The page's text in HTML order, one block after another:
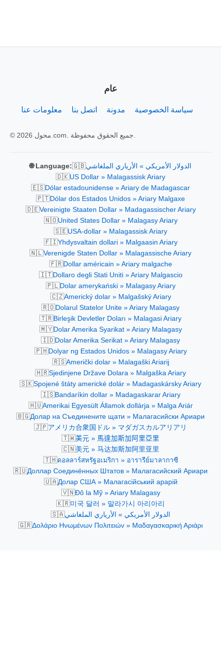
عام
معلومات عنا اتصل بنا مدونة سياسة الخصوصية
🌐 Language:🇬🇧الدولار الأمريكي » الأرياري الملغاشي
🇩🇰US Dollar » Malagassisk Ariary
🇪🇸Dólar estadounidense » Ariary de Madagascar
🇵🇹Dólar dos Estados Unidos » Ariary Malgaxe
🇩🇪Vereinigte Staaten Dollar » Madagassischer Ariary
🇳🇴United States Dollar » Malagasy Ariary
🇸🇪USA-dollar » Malagassisk Ariary
🇫🇮Yhdysvaltain dollari » Malgaasin Ariary
🇳🇱Verenigde Staten Dollar » Malagassische Ariary
🇫🇷Dollar américain » Ariary malgache
🇮🇹Dollaro degli Stati Uniti » Ariary Malgascio
🇵🇱Dolar amerykański » Malagasy Ariary
🇨🇿Americký dolar » Malgašský Ariary
🇷🇴Dolarul Statelor Unite » Ariary Malagasy
🇹🇷Birleşik Devletler Doları » Malagasi Ariary
🇲🇾Dolar Amerika Syarikat » Ariary Malagasy
🇮🇩Dolar Amerika Serikat » Ariary Malagasy
🇵🇭Dolyar ng Estados Unidos » Malagasy Ariary
🇷🇸Američki dolar » Malagaški Ariarij
🇭🇷Sjedinjene Države Dolara » Malgaška Ariary
🇸🇰Spojené štáty americké dolár » Madagaskársky Ariary
🇮🇸Bandaríkin dollar » Madagaskarar Ariary
🇭🇺Amerikai Egyesült Államok dollárja » Malga Ariár
🇧🇬Долар на Съединените щати » Малагасийски Ариари
🇯🇵アメリカ合衆国ドル » マダガスカルアリアリ
🇹🇼美元 » 馬達加斯加阿里亞里
🇨🇳美元 » 马达加斯加阿里亚里
🇹🇭ดอลลาร์สหรัฐอเมริกา » อารารีย์มาลากาซี
🇷🇺Доллар Соединённых Штатов » Малагасийский Ариари
🇺🇦Долар США » Малагасійський арарій
🇻🇳Đô la Mỹ » Ariary Malagasy
🇰🇷미국 달러 » 말라가시 아리아리
🇸🇦الدولار الأمريكي » الأرياري الملغاشي
🇬🇷Δολάριο Ηνωμένων Πολιτειών » Μαδαγασκαρική Αριάρι